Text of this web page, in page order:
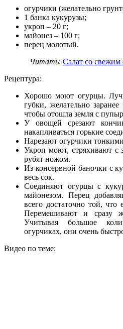
огурчики (желательно
1 банка кукурузы;
укроп – 20 г;
майонез – 100 г;
перец молотый.
Читать: Салат со свежим
Рецептура:
Хорошо моют огурцы.
губки, желательно
чтобы отошла земля с
У овощей срезают
накапливаться горькие
Нарезают огурчики
Укроп моют, стряхивают с
рубят ножом.
Из консервной баночки с
весь сок.
Соединяют огурцы с
майонезом. Перец
всего достаточно той, что
Перемешивают и сразу
Учитывая большое
огурчиках, они очень
Видео по теме: